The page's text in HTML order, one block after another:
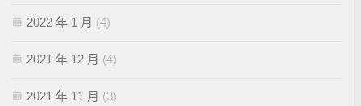
2022 年 1 月 (4)
2021 年 12 月 (4)
2021 年 11 月 (3)